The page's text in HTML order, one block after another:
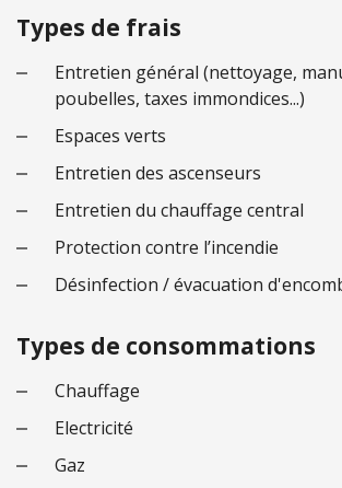
Types de frais
Entretien général (nettoyage,
poubelles, taxes immondices...)
Espaces verts
Entretien des ascenseurs
Entretien du chauffage central
Protection contre l’incendie
Désinfection / évacuation
Types de consommations
Chauffage
Electricité
Gaz